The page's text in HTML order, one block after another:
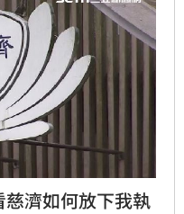
濟如何放下我執